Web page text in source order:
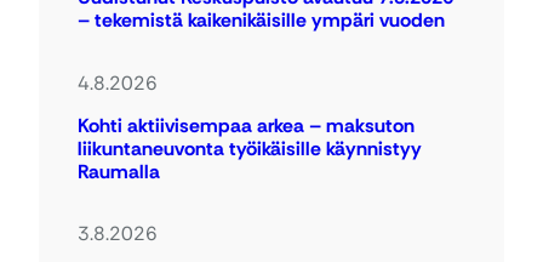
– tekemistä kaikenikäisille ympäri vuoden
4.8.2026
Kohti aktiivisempaa arkea – maksuton
liikuntaneuvonta työikäisille käynnistyy
Raumalla
3.8.2026